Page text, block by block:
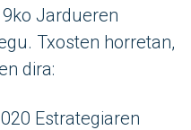
Jardueren
Txosten horretan,
dira:
Estrategiaren